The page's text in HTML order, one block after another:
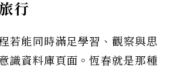
行
若能同時滿足學習、觀察與思
識資料庫頁面。恆春就是那種